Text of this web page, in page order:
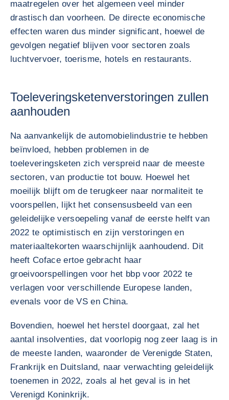
maatregelen over het algemeen veel minder
drastisch dan voorheen. De directe economische
effecten waren dus minder significant, hoewel de
gevolgen negatief blijven voor sectoren zoals
luchtvervoer, toerisme, hotels en restaurants.
Toeleveringsketenverstoringen zullen
aanhouden
Na aanvankelijk de automobielindustrie te hebben
beïnvloed, hebben problemen in de
toeleveringsketen zich verspreid naar de meeste
sectoren, van productie tot bouw. Hoewel het
moeilijk blijft om de terugkeer naar normaliteit te
voorspellen, lijkt het consensusbeeld van een
geleidelijke versoepeling vanaf de eerste helft van
2022 te optimistisch en zijn verstoringen en
materiaaltekorten waarschijnlijk aanhoudend. Dit
heeft Coface ertoe gebracht haar
groeivoorspellingen voor het bbp voor 2022 te
verlagen voor verschillende Europese landen,
evenals voor de VS en China.
Bovendien, hoewel het herstel doorgaat, zal het
aantal insolventies, dat voorlopig nog zeer laag is in
de meeste landen, waaronder de Verenigde Staten,
Frankrijk en Duitsland, naar verwachting geleidelijk
toenemen in 2022, zoals al het geval is in het
Verenigd Koninkrijk.